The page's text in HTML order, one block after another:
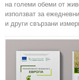
на големи обеми от
използват за
и други свързани